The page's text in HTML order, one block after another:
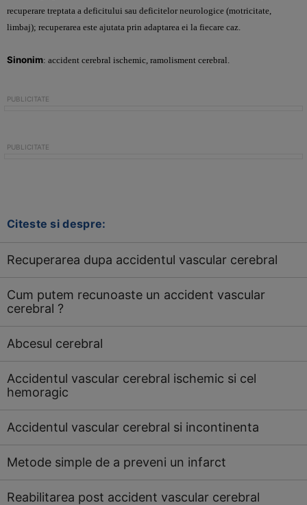
recuperare treptata a deficitului sau deficitelor neurologice (motricitate,
limbaj); recuperarea este ajutata prin adaptarea ei la fiecare caz.
Sinonim: accident cerebral ischemic, ramolisment cerebral.
Citeste si despre:
Recuperarea dupa accidentul vascular cerebral
Cum putem recunoaste un accident vascular
cerebral ?
Abcesul cerebral
Accidentul vascular cerebral ischemic si cel
hemoragic
Accidentul vascular cerebral si incontinenta
Metode simple de a preveni un infarct
Reabilitarea post accident vascular cerebral